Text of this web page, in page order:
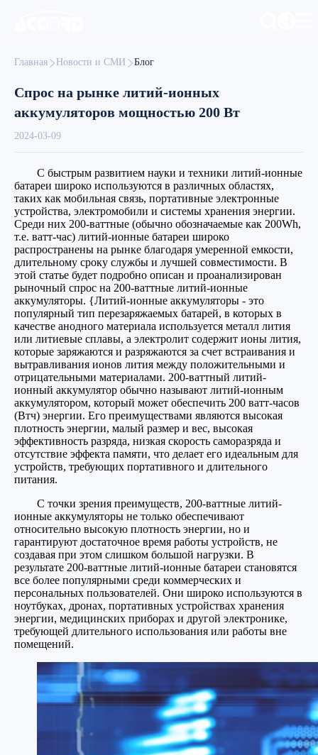
Главная Новости и СМИ Блог
Спрос на рынке литий-ионных
аккумуляторов мощностью 200 Вт
2024-03-09
С быстрым развитием науки и техники литий-ионные
батареи широко используются в различных областях,
таких как мобильная связь, портативные электронные
устройства, электромобили и системы хранения энергии.
Среди них 200-ваттные (обычно обозначаемые как 200Wh,
т.е. ватт-час) литий-ионные батареи широко
распространены на рынке благодаря умеренной емкости,
длительному сроку службы и лучшей совместимости. В
этой статье будет подробно описан и проанализирован
рыночный спрос на 200-ваттные литий-ионные
аккумуляторы. {Литий-ионные аккумуляторы - это
популярный тип перезаряжаемых батарей, в которых в
качестве анодного материала используется металл лития
или литиевые сплавы, а электролит содержит ионы лития,
которые заряжаются и разряжаются за счет встраивания и
вытравливания ионов лития между положительными и
отрицательными материалами. 200-ваттный литий-
ионный аккумулятор обычно называют литий-ионным
аккумулятором, который может обеспечить 200 ватт-часов
(Втч) энергии. Его преимуществами являются высокая
плотность энергии, малый размер и вес, высокая
эффективность разряда, низкая скорость саморазряда и
отсутствие эффекта памяти, что делает его идеальным для
устройств, требующих портативного и длительного
питания.
С точки зрения преимуществ, 200-ваттные литий-
ионные аккумуляторы не только обеспечивают
относительно высокую плотность энергии, но и
гарантируют достаточное время работы устройств, не
создавая при этом слишком большой нагрузки. В
результате 200-ваттные литий-ионные батареи становятся
все более популярными среди коммерческих и
персональных пользователей. Они широко используются в
ноутбуках, дронах, портативных устройствах хранения
энергии, медицинских приборах и другой электронике,
требующей длительного использования или работы вне
помещений.